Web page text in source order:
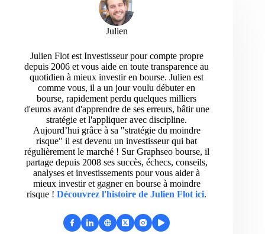
Julien
Julien Flot est Investisseur pour compte propre
depuis 2006 et vous aide en toute transparence au
quotidien à mieux investir en bourse. Julien est
comme vous, il a un jour voulu débuter en
bourse, rapidement perdu quelques milliers
d'euros avant d'apprendre de ses erreurs, bâtir une
stratégie et l'appliquer avec discipline.
Aujourd’hui grâce à sa "stratégie du moindre
risque" il est devenu un investisseur qui bat
régulièrement le marché ! Sur Graphseo bourse, il
partage depuis 2008 ses succès, échecs, conseils,
analyses et investissements pour vous aider à
mieux investir et gagner en bourse à moindre
risque ! Découvrez l'histoire de Julien Flot ici.